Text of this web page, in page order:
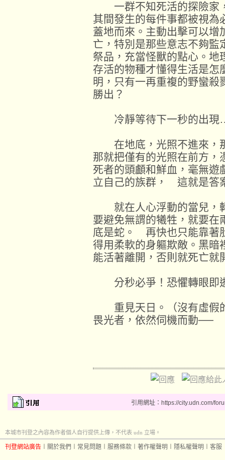
一群不知死活的探險家
其間發生的每件事都被視為
蓋地而來。主動出擊可以增
亡，特別是那些意志不夠監
祭品，充當怪獸的點心。地
存活的物種才懂得生活是怎
明，只有一再重複的野蠻
勝出？
冷靜等待下一秒的出
在地底，光照不進來，
那就把僅有的光照在前方，
死者的頭顱和鮮血，毫無遊
立自己的族群， 這就是答
就在人心浮動的當兒，
要避免無謂的犧牲，就要
底是蛇。 再快也只能靠著
得用柔軟的身軀欺敵。黑暗
能活著離開，否則就死亡就
分秒必爭！恐懼轉眼即
重見天日。（沒有虛假
畏光者，依然伺機而動──
引用網址：https://city.udn.com/
本城市刊登之內容為作者個人自行提供上傳，不代表 udn 立場。
刊登網站廣告 關於我們 常見問題 服務條款 著作權聲明 隱私權聲明 客服